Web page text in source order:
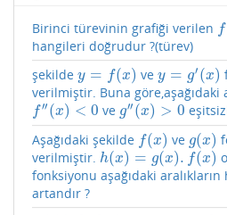
Birinci türevinin grafiği verilen f
f(
hangileri doğrudur ?(türev)
şekilde y = f(x)
y= f(x ve y = g′ (x)
y= g′( x)
verilmiştir. Buna göre,aşağıdaki
f′′ (x) < 0
f″(x)<0 ve g′′ (x) > 0
g″(x)>0
Aşağıdaki şekilde f(x)
f(x) ve g(x)
g(x)
verilmiştir. h(x) = g(x). f(x)
h(x)= (x) f(x)
fonksiyonu aşağıdaki
artandır ?